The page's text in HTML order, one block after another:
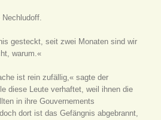
gesteckt, seit zwei Monaten sind wir
warum.«
ist rein zufällig,« sagte der
diese Leute verhaftet, weil ihnen die
in ihre Gouvernements
dort ist das Gefängnis abgebrannt,